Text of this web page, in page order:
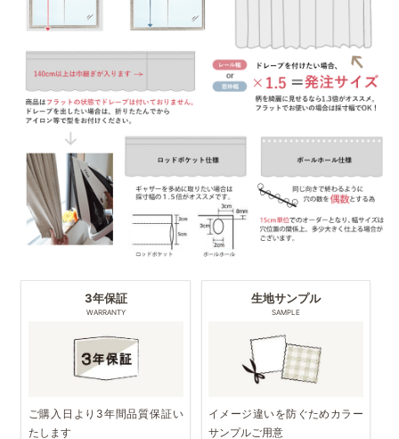
3年保証
WARRANTY
ご購入日より3年間品質保証い
たします
生地サンプル
SAMPLE
イメージ違いを防ぐためカラー
サンプルご用意